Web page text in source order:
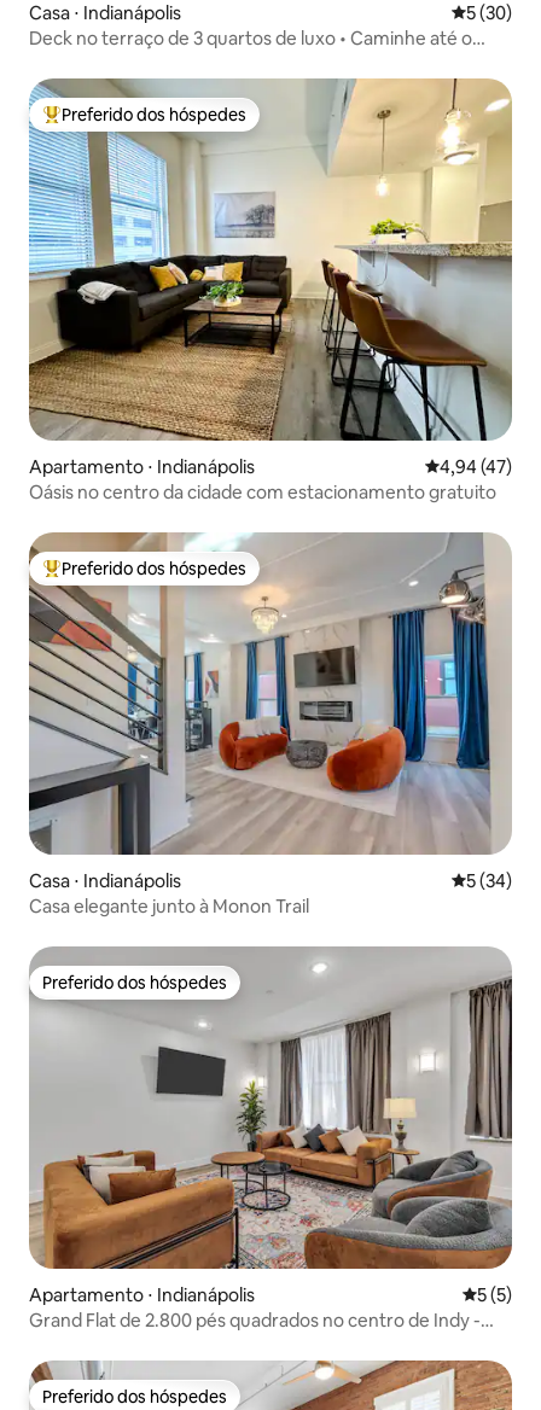
Casa ⋅ Indianápolis 5 de uma
5 (30)
Deck no terraço de 3 quartos de luxo • Caminhe até o
Entre os melhores preferidos dos hóspedes
Preferido dos hóspedes
Apartamento ⋅ Indianápolis 4,94 de uma
4,94 (47)
Oásis no centro da cidade com estacionamento gratuito
Entre os melhores preferidos dos hóspedes
Preferido dos hóspedes
Casa ⋅ Indianápolis 5 de uma
5 (34)
Casa elegante junto à Monon Trail
Preferido dos hóspedes
Preferido dos hóspedes
Apartamento ⋅ Indianápolis 5 de
5 (5)
Grand Flat de 2.800 pés quadrados no centro de Indy -
Preferido dos hóspedes